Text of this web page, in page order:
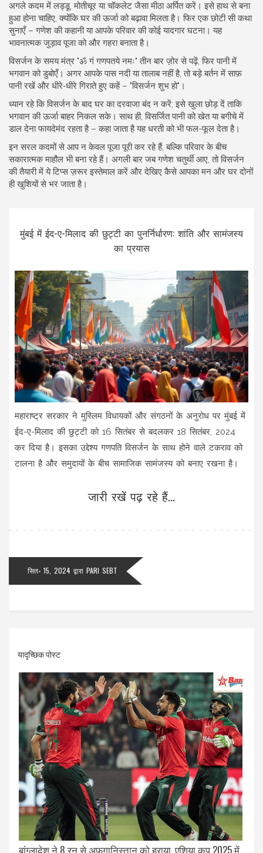
अगले कदम में लड्डू, मोतीचूर या चॉकलेट जैसा मीठा अर्पित करें। इसे हाथ से बना
हुआ होना चाहिए, क्योंकि घर की ऊर्जा को बढ़ावा मिलता है। फिर एक छोटी सी कथा
सुनाएँ – गणेश की कहानी या आपके परिवार की कोई यादगार घटना। यह
भावनात्मक जुड़ाव पूजा को और गहरा बनाता है।
विसर्जन के समय मंत्र "ॐ गं गणपतये नमः" तीन बार ज़ोर से पढ़ें, फिर पानी में
भगवान को डुबोएँ। अगर आपके पास नदी या तालाब नहीं है, तो बड़े बर्तन में साफ़
पानी रखें और धीरे‑धीरे गिराते हुए कहें – "विसर्जन शुभ हो"।
ध्यान रहे कि विसर्जन के बाद घर का दरवाजा बंद न करें; इसे खुला छोड़ दें ताकि
भगवान की ऊर्जा बाहर निकल सके। साथ ही, विसर्जित पानी को खेत या बगीचे में
डाल देना फायदेमंद रहता है – कहा जाता है यह धरती को भी फल-फूल देता है।
इन सरल कदमों से आप न केवल पूजा पूरी कर रहे हैं, बल्कि परिवार के बीच
सकारात्मक माहौल भी बना रहे हैं। अगली बार जब गणेश चतुर्थी आए, तो विसर्जन
की तैयारी में ये टिप्स ज़रूर इस्तेमाल करें और देखिए कैसे आपका मन और घर दोनों
ही खुशियों से भर जाता है।
मुंबई में ईद-ए-मिलाद की छुट्टी का पुनर्निर्धारण: शांति और सामंजस्य
का प्रयास
महाराष्ट्र सरकार ने मुस्लिम विधायकों और संगठनों के अनुरोध पर मुंबई में
ईद-ए-मिलाद की छुट्टी को 16 सितंबर से बदलकर 18 सितंबर, 2024
कर दिया है। इसका उद्देश्य गणपति विसर्जन के साथ होने वाले टकराव को
टालना है और समुदायों के बीच सामाजिक सामंजस्य को बनाए रखना है।
जारी रखें पढ़ रहे हैं...
सित॰ 15, 2024 द्वारा PARI SEBT
यादृच्छिक पोस्ट
बांग्लादेश ने 8 रन से अफ़ग़ानिस्तान को हराया, एशिया कप 2025 में